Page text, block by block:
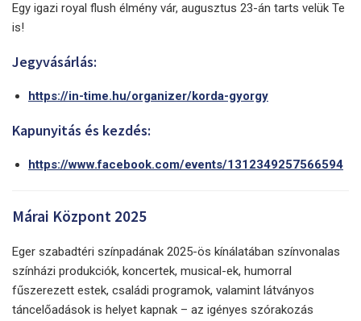
Egy igazi royal flush élmény vár, augusztus 23-án tarts velük Te
is!
Jegyvásárlás:
https://in-time.hu/organizer/korda-gyorgy
Kapunyitás és kezdés:
https://www.facebook.com/events/1312349257566594
Márai Központ 2025
Eger szabadtéri színpadának 2025-ös kínálatában színvonalas
színházi produkciók, koncertek, musical-ek, humorral
fűszerezett estek, családi programok, valamint látványos
táncelőadások is helyet kapnak – az igényes szórakozás